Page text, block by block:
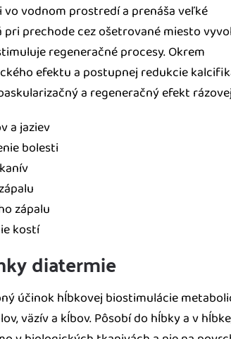
vo vodnom prostredí a prenáša veľké
prechode cez ošetrované miesto
regeneračné procesy. Okrem
efektu a postupnej redukcie
a regeneračný efekt
a jaziev
bolesti
zápalu
kostí
diatermie
účinok hĺbkovej biostimulácie
väzív a kĺbov. Pôsobí do hĺbky a v